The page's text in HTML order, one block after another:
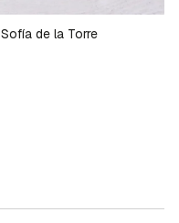
Sofía de la Torre